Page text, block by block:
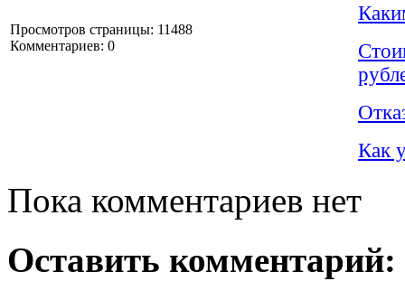
Просмотров страницы: 11488
Комментариев: 0
Как
Пока комментариев нет
Оставить комментарий: